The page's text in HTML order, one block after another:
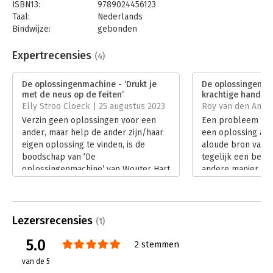
ISBN13:
9789024456123
Taal:
Nederlands
Bindwijze:
gebonden
Uitgever:
Boom
Verschijningsdatum:
3-3-2023
Hoofdrubriek: Algemeen management
Expertrecensies (4)
De oplossingenmachine - ‘Drukt je
met de neus op de feiten’
Elly Stroo Cloeck | 25 augustus 2023
Verzin geen oplossingen voor een
ander, maar help de ander zijn/haar
eigen oplossing te vinden, is de
boodschap van ‘De
oplossingenmachine’ van Wouter Hart
drukt je weer eens met je neus op de
toch. Wees geen
Lees verder
De
krachtige
Roy van den
Een probleem
een oplossing
aloude bron van
tegelijk een
andere manier
Lezersrecensies (1)
5.0
van de 5
2 stemmen